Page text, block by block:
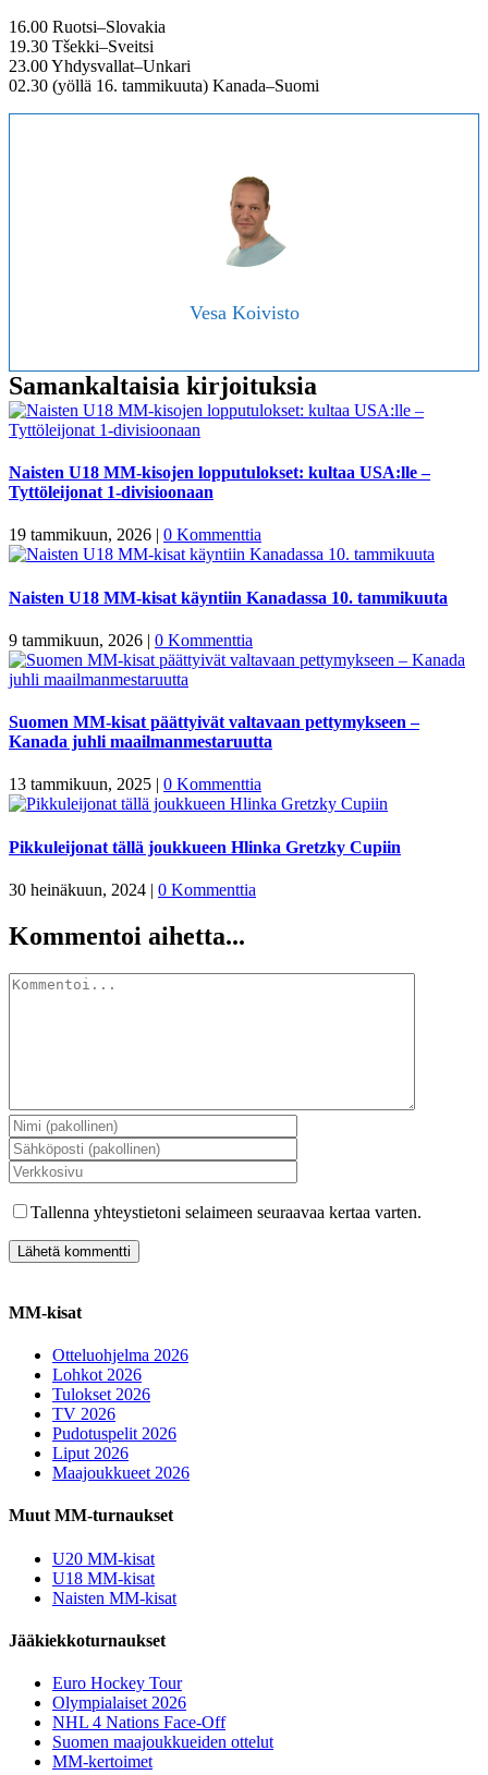
16.00 Ruotsi–Slovakia
19.30 Tšekki–Sveitsi
23.00 Yhdysvallat–Unkari
02.30 (yöllä 16. tammikuuta) Kanada–Suomi
Vesa Koivisto
Samankaltaisia kirjoituksia
Naisten U18 MM-kisojen lopputulokset: kultaa USA:lle –
Tyttöleijonat 1-divisioonaan
19 tammikuun, 2026 | 0 Kommenttia
Naisten U18 MM-kisat käyntiin Kanadassa 10. tammikuuta
9 tammikuun, 2026 | 0 Kommenttia
Suomen MM-kisat päättyivät valtavaan pettymykseen –
Kanada juhli maailmanmestaruutta
13 tammikuun, 2025 | 0 Kommenttia
Pikkuleijonat tällä joukkueen Hlinka Gretzky Cupiin
30 heinäkuun, 2024 | 0 Kommenttia
Kommentoi aihetta...
Kommentti
Tallenna yhteystietoni selaimeen seuraavaa kertaa varten.
MM-kisat
Otteluohjelma 2026
Lohkot 2026
Tulokset 2026
TV 2026
Pudotuspelit 2026
Liput 2026
Maajoukkueet 2026
Muut MM-turnaukset
U20 MM-kisat
U18 MM-kisat
Naisten MM-kisat
Jääkiekkoturnaukset
Euro Hockey Tour
Olympialaiset 2026
NHL 4 Nations Face-Off
Suomen maajoukkueiden ottelut
MM-kertoimet